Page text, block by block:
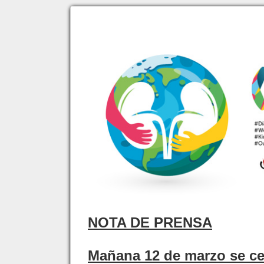
NOTA DE PRENSA
Mañana 12 de marzo se